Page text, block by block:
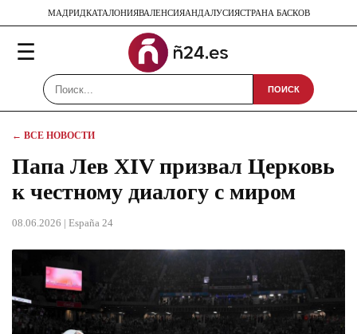
МАДРИДКАТАЛОНИЯВАЛЕНСИЯАНДАЛУСИЯСТРАНА БАСКОВ
☰
ПОИСК
← ВСЕ НОВОСТИ
Папа Лев XIV призвал Церковь
к честному диалогу с миром
08.06.2026 | España 24